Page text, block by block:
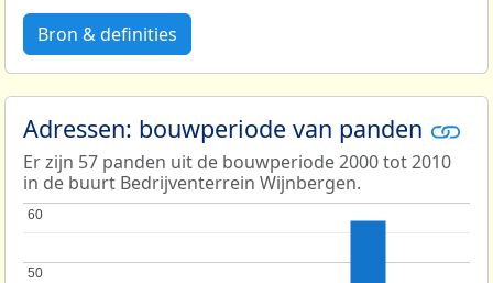
Bron & definities
Adressen: bouwperiode van panden
Er zijn 57 panden uit de bouwperiode 2000 tot 2010
in de buurt Bedrijventerrein Wijnbergen.
50
50
60
60